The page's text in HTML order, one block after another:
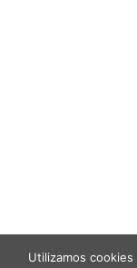
Utilizamos